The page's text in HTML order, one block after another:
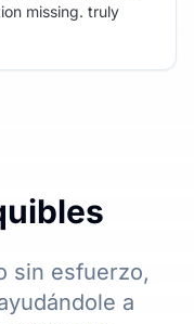
missing. truly
sin esfuerzo,
a